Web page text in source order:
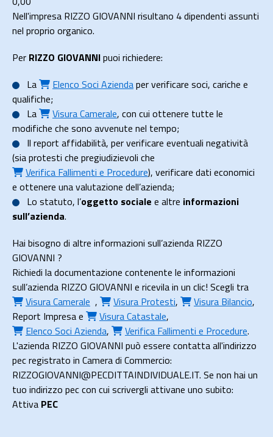
Nell'impresa RIZZO GIOVANNI risultano 4 dipendenti assunti
nel proprio organico.
Per RIZZO GIOVANNIpuoi richiedere:
La
Elenco Soci Aziendaper verificare soci, cariche e
qualifiche;
La
Visura Camerale, con cui ottenere tutte le
modifiche che sono avvenute nel tempo;
Il report affidabilità, per verificare eventuali negatività
(sia protesti che pregiudizievoli che
Verifica Fallimenti e Procedure), verificare dati economici
e ottenere una valutazione dell’azienda;
Lo statuto, l’oggetto sociale e altre informazioni
sull’azienda.
Hai bisogno di altre informazioni sull’azienda RIZZO
GIOVANNI ?
Richiedi la documentazione contenente le informazioni
sull’azienda RIZZO GIOVANNI e ricevila in un clic! Scegli tra
Visura Camerale , Visura Protesti, Visura Bilancio,
Report Impresae Visura Catastale,
Elenco Soci Azienda, Verifica Fallimenti e Procedure.
L'azienda RIZZO GIOVANNI può essere contatta all'indirizzo
pec registrato in Camera di Commercio:
RIZZOGIOVANNI@PECDITTAINDIVIDUALE.IT. Se non hai un
tuo indirizzo pec con cui scrivergli attivane uno subito:
Attiva PEC